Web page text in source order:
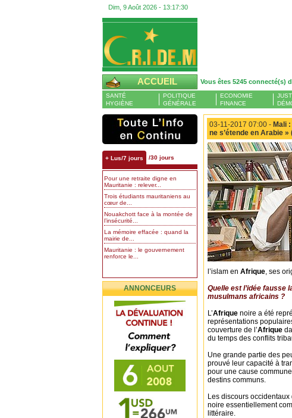
Dim, 9 Août 2026 - 13:17:31
ACCUEIL Vous êtes 5245 connecté(s)
SANTÉ
HYGIÈNE
POLITIQUE
GÉNÉRALE
ECONOMIE
FINANCE
+ Lus/7 jours /30 jours
Pour une retraite digne en
Mauritanie : relever...
Trois étudiants mauritaniens au
cœur de...
Nouakchott face à la montée de
l’insécurité...
La mémoire effacée : quand la
mairie de...
Mauritanie : le gouvernement
renforce le...
ANNONCEURS
03-11-2017 07:00 - Mali
ne s’étende en Arabie
l’islam en Afrique, ses
Quelle est l’idée fausse
musulmans africains ?
L’Afrique noire a été
représentations
couverture de l’Afrique
du temps des conflits
Une grande partie des
prouvé leur capacité à
pour une cause
destins communs.
Les discours
noire essentiellement
littéraire.